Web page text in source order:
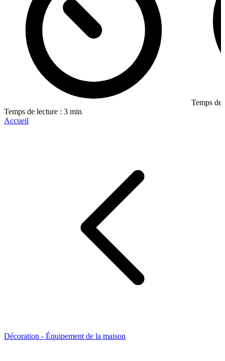
Temps de lecture : 3 min
Temps de
Accueil
Décoration - Équipement de la maison